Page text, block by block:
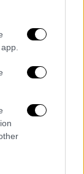
ένδειξη
Κ.